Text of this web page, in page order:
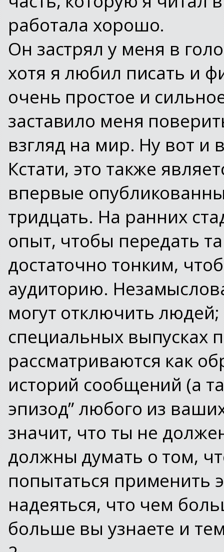
работала хорошо.
Он застрял у меня в
хотя я любил писать и
очень простое и
заставило меня
взгляд на мир. Ну вот и
Кстати, это также
впервые
тридцать. На ранних
опыт, чтобы передать
достаточно тонким,
аудиторию.
могут отключить
специальных выпусках
рассматриваются как
историй сообщений (а
эпизод” любого из
значит, что ты не
должны думать о том,
попытаться применить
надеяться, что чем
больше вы узнаете и